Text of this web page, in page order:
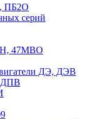
ПБ2О
серий
47МВО
ДЭ, ДЭВ
ДПВ